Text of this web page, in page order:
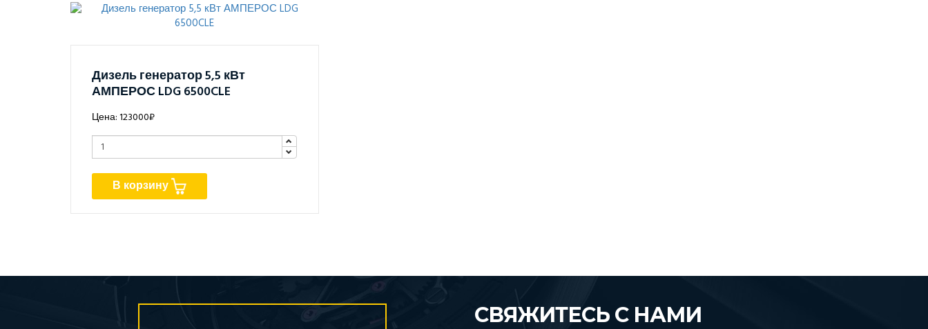
Дизель генератор 5,5 кВт
АМПЕРОС LDG 6500CLE
Цена: 123000₽
В корзину
СВЯЖИТЕСЬ С НАМИ